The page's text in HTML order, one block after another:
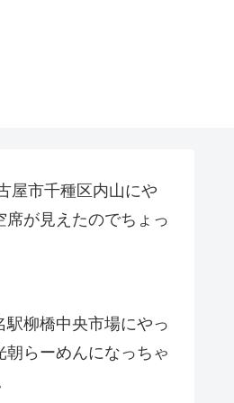
屋市千種区内山にや
席が見えたのでちょっ
駅柳橋中央市場にやっ
朝らーめんになっちゃ